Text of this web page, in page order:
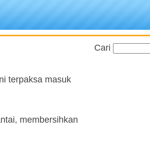
terpaksa masuk
membersihkan
Cari